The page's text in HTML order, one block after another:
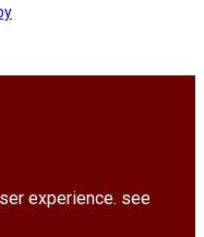
experience. see